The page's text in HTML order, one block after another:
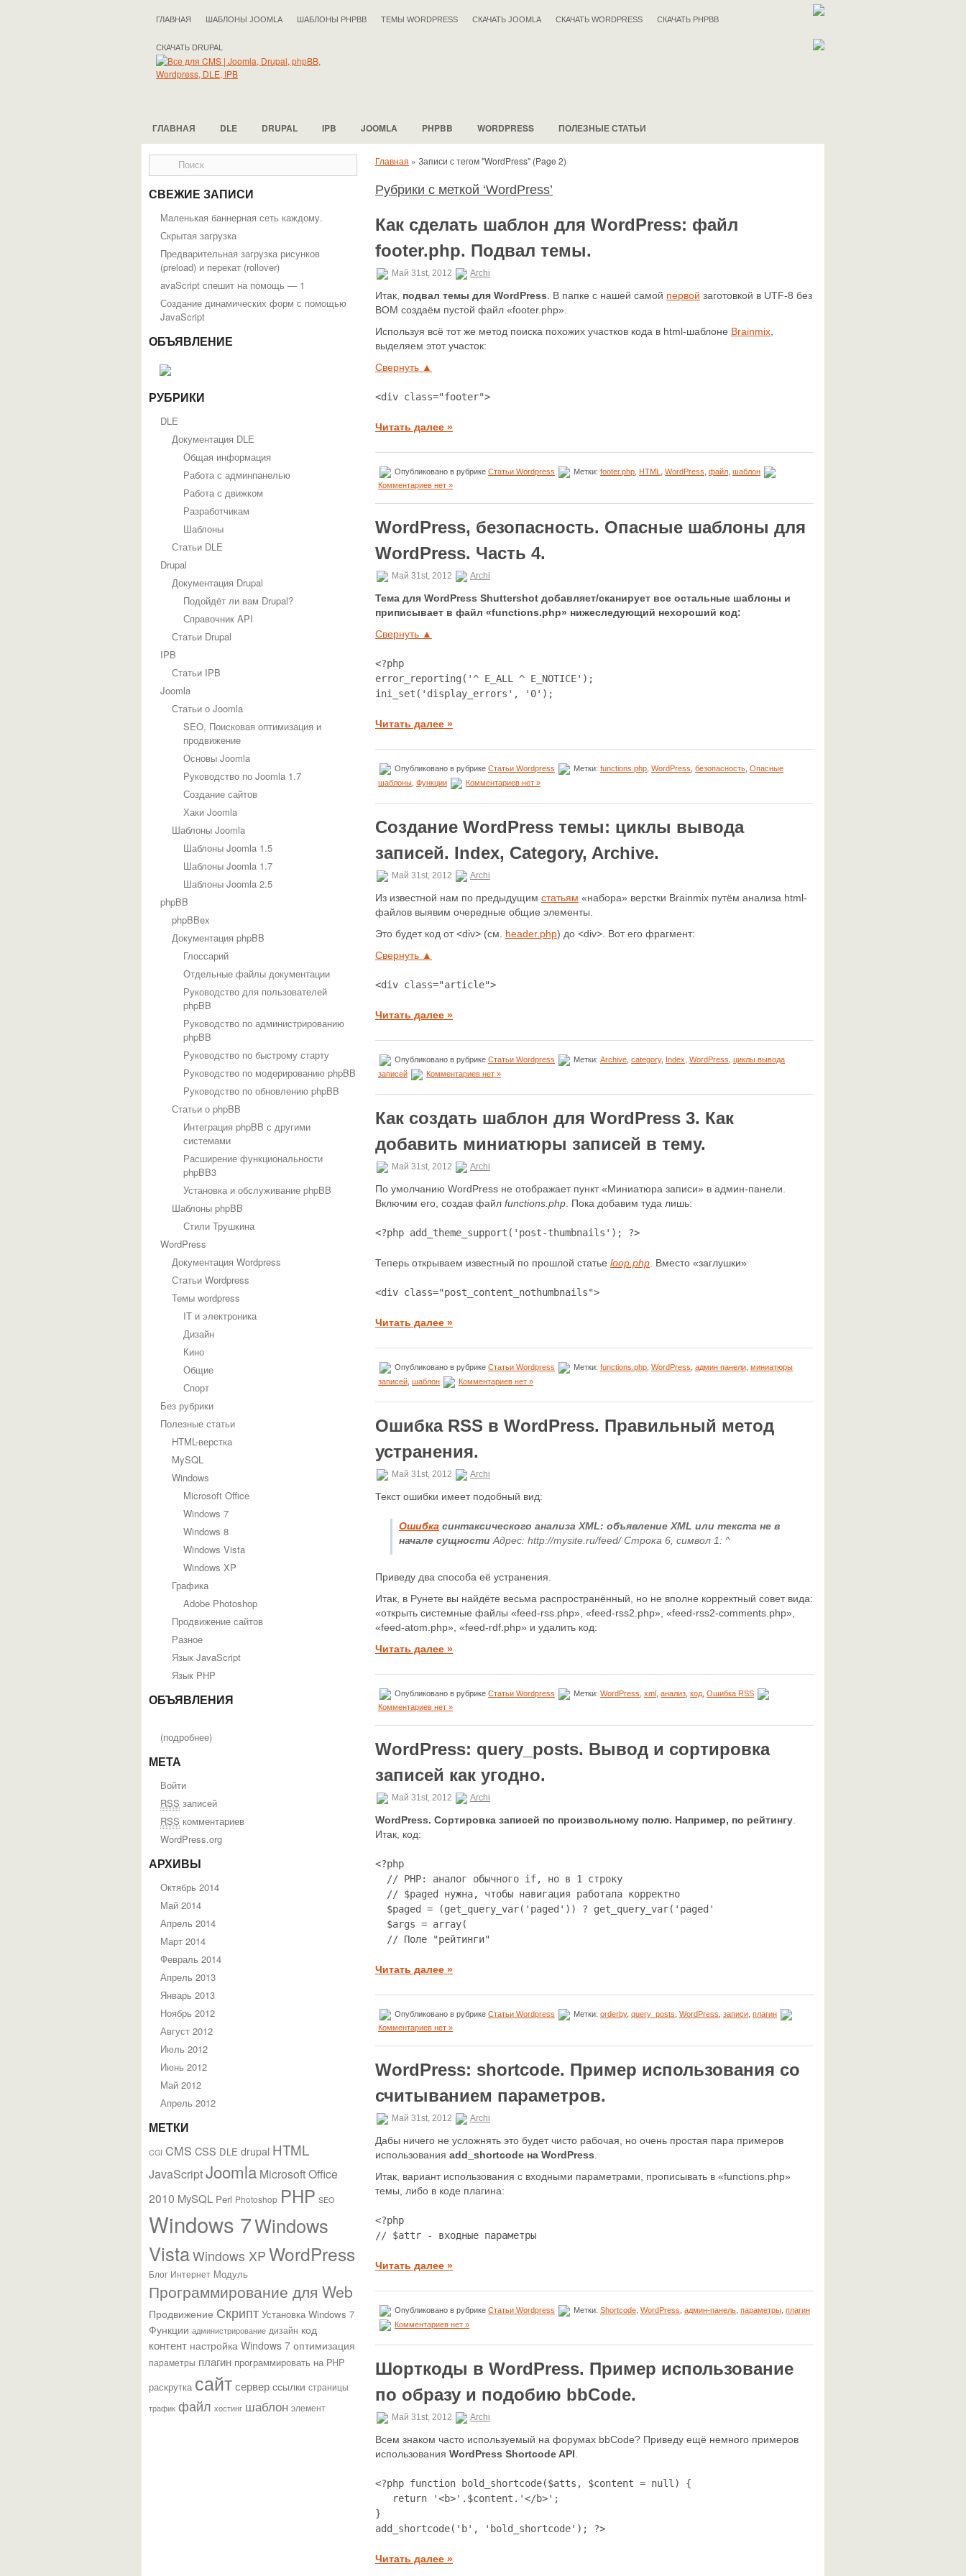
ГЛАВНАЯ ШАБЛОНЫ JOOMLA ШАБЛОНЫ PHPBB ТЕМЫ WORDPRESS СКАЧАТЬ JOOMLA СКАЧАТЬ WORDPRESS СКАЧАТЬ PHPBB
СКАЧАТЬ DRUPAL
ГЛАВНАЯ DLE DRUPAL IPB JOOMLA PHPBB WORDPRESS ПОЛЕЗНЫЕ СТАТЬИ
СВЕЖИЕ ЗАПИСИ
Маленькая баннерная сеть каждому.
Скрытая загрузка
Предварительная загрузка рисунков
(preload) и перекат (rollover)
avaScript спешит на помощь — 1
Создание динамических форм с помощью
JavaScript
ОБЪЯВЛЕНИЕ
РУБРИКИ
DLE
Документация DLE
Общая информация
Работа с админпанелью
Работа с движком
Разработчикам
Шаблоны
Статьи DLE
Drupal
Документация Drupal
Подойдёт ли вам Drupal?
Справочник API
Статьи Drupal
IPB
Статьи IPB
Joomla
Статьи о Joomla
SEO, Поисковая оптимизация и
продвижение
Основы Joomla
Руководство по Joomla 1.7
Создание сайтов
Хаки Joomla
Шаблоны Joomla
Шаблоны Joomla 1.5
Шаблоны Joomla 1.7
Шаблоны Joomla 2.5
phpBB
phpBBex
Документация phpBB
Глоссарий
Отдельные файлы документации
Руководство для пользователей
phpBB
Руководство по администрированию
phpBB
Руководство по быстрому старту
Руководство по модерированию phpBB
Руководство по обновлению phpBB
Статьи о phpBB
Интеграция phpBB с другими
системами
Расширение функциональности
phpBB3
Установка и обслуживание phpBB
Шаблоны phpBB
Стили Трушкина
WordPress
Документация Wordpress
Статьи Wordpress
Темы wordpress
IT и электроника
Дизайн
Кино
Общие
Спорт
Без рубрики
Полезные статьи
HTML-верстка
MySQL
Windows
Microsoft Office
Windows 7
Windows 8
Windows Vista
Windows XP
Графика
Adobe Photoshop
Продвижение сайтов
Разное
Язык JavaScript
Язык PHP
ОБЪЯВЛЕНИЯ
(подробнее)
МЕТА
Войти
RSS записей
RSS комментариев
WordPress.org
АРХИВЫ
Октябрь 2014
Май 2014
Апрель 2014
Март 2014
Февраль 2014
Апрель 2013
Январь 2013
Ноябрь 2012
Август 2012
Июль 2012
Июнь 2012
Май 2012
Апрель 2012
МЕТКИ
CGI CMS CSS DLE drupal HTML
JavaScriptJoomla Microsoft Office
2010 MySQL Perl Photoshop PHP SEO
Windows 7Windows
VistaWindows XP WordPress
Блог Интернет Модуль
Программирование для Web
Продвижение Скрипт Установка Windows 7
Функции администрирование дизайн код
контент настройка Windows 7 оптимизация
параметры плагин программировать на PHP
раскрутка сайтсервер ссылки страницы
трафик файл хостинг шаблон элемент
Главная » Записи с тегом "WordPress" (Page 2)
Рубрики с меткой ‘WordPress’
Как сделать шаблон для WordPress: файл
footer.php. Подвал темы.
Май 31st, 2012 Archi
Итак, подвал темы для WordPress . В папке с нашей самой первой заготовкой в UTF-8 без
BOM создаём пустой файл «footer.php».
Используя всё тот же метод поиска похожих участков кода в html-шаблоне Brainmix
выделяем этот участок:
Свернуть ▲
<div class="footer">
Читать далее »
Опубликовано в рубрике Статьи Wordpress Метки: footer.php HTML WordPress файл шаблон
Комментариев нет »
WordPress, безопасность. Опасные шаблоны для
WordPress. Часть 4.
Май 31st, 2012 Archi
Тема для WordPress Shuttershot добавляет/сканирует все остальные шаблоны и
приписывает в файл «functions.php» нижеследующий нехороший код:
Свернуть ▲
<?php
error_reporting('^ E_ALL ^ E_NOTICE');
ini_set('display_errors', '0');
Читать далее »
Опубликовано в рубрике Статьи Wordpress Метки: functions.php WordPress безопасность Опасные
шаблоны Функции Комментариев нет »
Создание WordPress темы: циклы вывода
записей. Index, Category, Archive.
Май 31st, 2012 Archi
Из известной нам по предыдущим статьям «набора» верстки Brainmix путём анализа html-
файлов выявим очередные общие элементы.
Это будет код от <div> (см. header.php) до <div>. Вот его фрагмент:
Свернуть ▲
<div class="article">
Читать далее »
Опубликовано в рубрике Статьи Wordpress Метки: Archive category, Index WordPress циклы вывода
записей
Комментариев нет »
Как создать шаблон для WordPress 3. Как
добавить миниатюры записей в тему.
Май 31st, 2012 Archi
По умолчанию WordPress не отображает пункт «Миниатюра записи» в админ-панели.
Включим его, создав файл functions.php . Пока добавим туда лишь:
<?php add_theme_support('post-thumbnails'); ?>
Теперь открываем известный по прошлой статье loop.php . Вместо «заглушки»
<div class="post_content_nothumbnails">
Читать далее »
Опубликовано в рубрике Статьи Wordpress Метки: functions.php WordPress админ панели миниатюры
записей шаблон Комментариев нет »
Ошибка RSS в WordPress. Правильный метод
устранения.
Май 31st, 2012 Archi
Текст ошибки имеет подобный вид:
Ошибка синтаксического анализа XML: объявление XML или текста не в
начале сущности Адрес: http://mysite.ru/feed/ Строка 6, символ 1: ^
Приведу два способа её устранения.
Итак, в Рунете вы найдёте весьма распространённый, но не вполне корректный совет вида:
«открыть системные файлы «feed-rss.php», «feed-rss2.php», «feed-rss2-comments.php»,
«feed-atom.php», «feed-rdf.php» и удалить код:
Читать далее »
Опубликовано в рубрике Статьи Wordpress Метки: WordPress xml анализ код Ошибка RSS
Комментариев нет »
WordPress: query_posts. Вывод и сортировка
записей как угодно.
Май 31st, 2012 Archi
WordPress. Сортировка записей по произвольному полю. Например, по рейтингу
Итак, код:
<?php
  // PHP: аналог обычного if, но в 1 строку
  // $paged нужна, чтобы навигация работала корректно
  $paged = (get_query_var('paged')) ? get_query_var('paged') : 1;
  $args = array(
  // Поле "рейтинги"
Читать далее »
Опубликовано в рубрике Статьи Wordpress Метки: orderby, query_posts WordPress записи плагин
Комментариев нет »
WordPress: shortcode. Пример использования со
считыванием параметров.
Май 31st, 2012 Archi
Дабы ничего не усложнять это будет чисто рабочая, но очень простая пара примеров
использования add_shortcode на WordPress
Итак, вариант использования с входными параметрами, прописывать в «functions.php»
темы, либо в коде плагина:
<?php
// $attr - входные параметры
Читать далее »
Опубликовано в рубрике Статьи Wordpress Метки: Shortcode WordPress админ-панель параметры плагин
Комментариев нет »
Шорткоды в WordPress. Пример использование
по образу и подобию bbCode.
Май 31st, 2012 Archi
Всем знаком часто используемый на форумах bbCode? Приведу ещё немного примеров
использования WordPress Shortcode API
<?php function bold_shortcode($atts, $content = null) {
   return '<b>'.$content.'</b>';
}
add_shortcode('b', 'bold_shortcode'); ?>
Читать далее »